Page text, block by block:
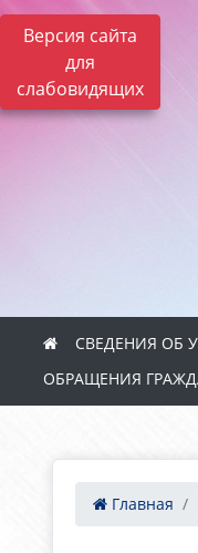
Версия сайта
для
слабовидящих
СВЕДЕНИЯ ОБ
ОБРАЩЕНИЯ
Главная